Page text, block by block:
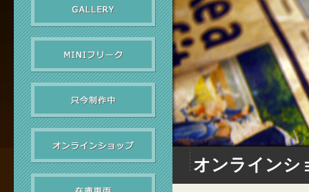
オンラインシ